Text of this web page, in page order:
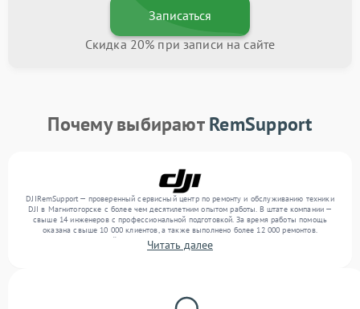
Записаться
Скидка 20% при записи на сайте
Почему выбираютRemSupport
DJIRemSupport — проверенный сервисный центр по ремонту и обслуживанию техники
DJI в Магнитогорске с более чем десятилетним опытом работы. В штате компании —
свыше 14 инженеров с профессиональной подготовкой. За время работы помощь
оказана свыше 10 000 клиентов, а также выполнено более 12 000 ремонтов.
Ежемесячно в сервисный центр поступает свыше 300 единиц техники, включая , , . Мы
выполняем ремонт различного уровня сложности и гарантируем высокое качество
Читать далее